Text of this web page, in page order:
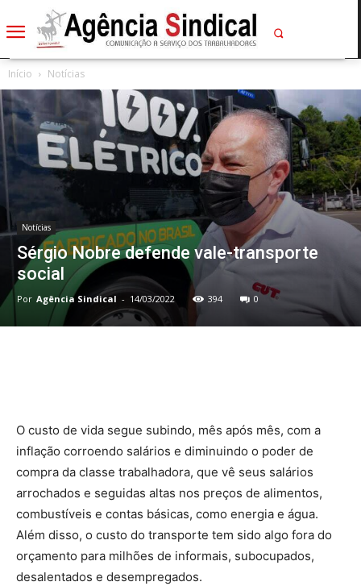
Início Notícias
Notícias
Sérgio Nobre defende vale-transporte
social
Por Agência Sindical - 14/03/2022 394 0
O custo de vida segue subindo, mês após mês, com a
inflação corroendo salários e diminuindo o poder de
compra da classe trabalhadora, que vê seus salários
arrochados e seguidas altas nos preços de alimentos,
combustíveis e contas básicas, como energia e água.
Além disso, o custo do transporte tem sido algo fora do
orçamento para milhões de informais, subocupados,
desalentados e desempregados.